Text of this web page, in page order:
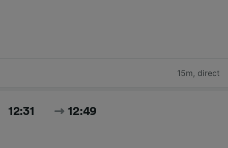
15m, direct
12:31 12:49